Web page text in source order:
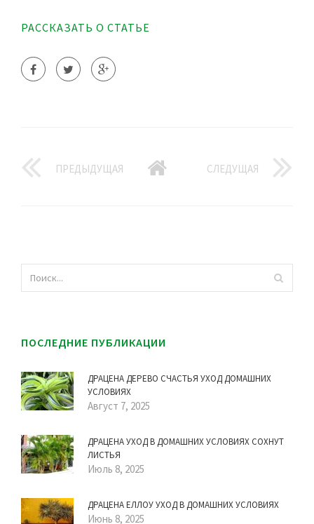
РАССКАЗАТЬ О СТАТЬЕ
ПРЕДЫДУЩАЯ СЛЕДУЩАЯ
ПОСЛЕДНИЕ ПУБЛИКАЦИИ
ДРАЦЕНА ДЕРЕВО СЧАСТЬЯ УХОД ДОМАШНИХ
УСЛОВИЯХ
Август 7, 2025
ДРАЦЕНА УХОД В ДОМАШНИХ УСЛОВИЯХ СОХНУТ
ЛИСТЬЯ
Июль 8, 2025
ДРАЦЕНА ЕЛЛОУ УХОД В ДОМАШНИХ УСЛОВИЯХ
Июнь 8, 2025